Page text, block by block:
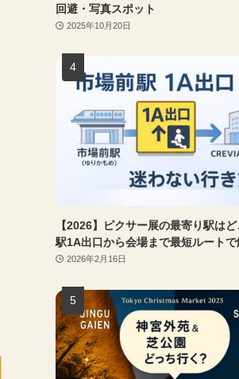
回避・写真スポット
2025年10月20日
【2026】ピクサー展の最寄り駅は
駅1A出口から会場まで最短ルートで
2026年2月16日